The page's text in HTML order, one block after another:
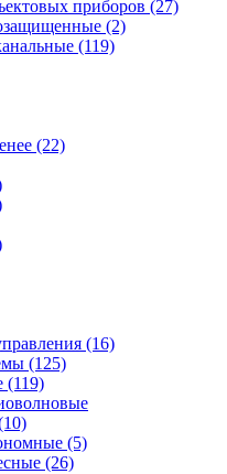
приборов (27)
(2)
(119)
(22)
(16)
(125)
(119)
(5)
(26)